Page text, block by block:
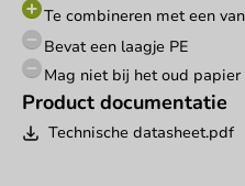
Te combineren met een
Bevat een laagje PE
Mag niet bij het oud papier
Product documentatie
Technische datasheet.pdf